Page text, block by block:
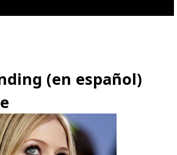
(en español)